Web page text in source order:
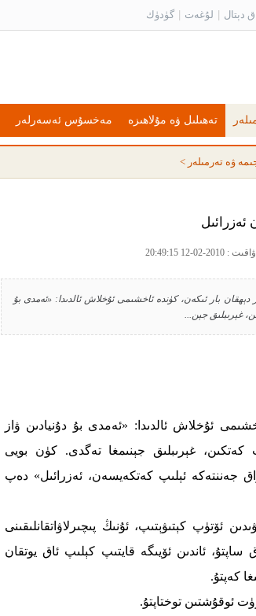
دېتال لۇغەت گۈدۈك
تەھىلىل ۋە مۇلاھىزە مەخسۇس ئەسەرلەر
ۋە تەرمىلەر >
ئەزرائىل
بار ئىكەن، كۈندە ئاخشىمى ئۇخلاش ئالدىدا: «ئەمدى بۇ
غېرىبلىق جېن...
ئۇخلاش ئالدىدا: «ئەمدى بۇ دۇنيادىن ۋاز
كەتكىن، غېرىبلىق جېنىمغا تەگدى. كۈن بويى
جەننتەكە ئېلىپ كەتكەيسەن، ئەزرائىل» دەپ
كېتىۋېتىپ، ئۇنىڭ پىچىرلاۋاتقانلىقىنى
ساپتۇ، ئاندىن ئۆيىگە قايتىپ كېلىپ ئاق يوتقان
كەپتۇ.
ئوقۇشتىن توختاپتۇ.